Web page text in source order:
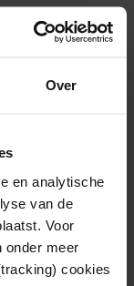
Over
en analytische
van de
Voor
onder meer
cookies
en